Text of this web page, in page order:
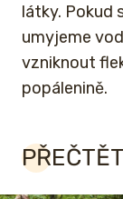
látky. Pokud
umyjeme
vzniknout
popálenině.